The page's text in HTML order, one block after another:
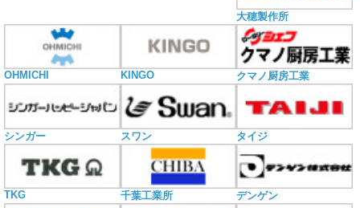
大穂製作所
OHMICHI KINGO クマノ厨房工業
シンガー スワン タイジ
TKG 千葉工業所 デンゲン